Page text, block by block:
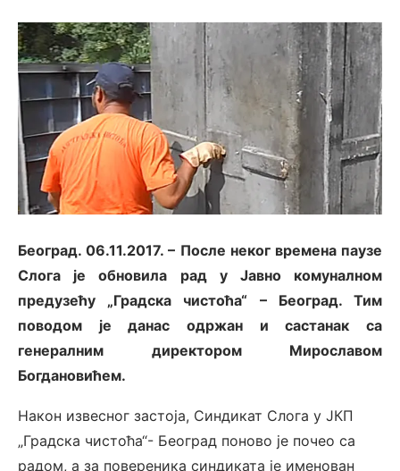
Београд. 06.11.2017. – После неког времена паузе
Слога је обновила рад у Јавно комуналном
предузећу „Градска чистоћа“ – Београд. Тим
поводом је данас одржан и састанак са
генералним директором Мирославом
Богдановићем.
Након извесног застоја, Синдикат Слога у ЈКП
„Градска чистоћа“- Београд поново је почео са
радом, а за повереника синдиката је именован